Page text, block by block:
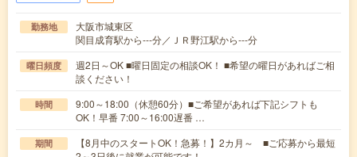
勤務地
大阪市城東区
関目成育駅から---分／ＪＲ野江駅から---分
曜日頻度
週2日～OK ■曜日固定の相談OK！ ■希望の曜日があればご相
談ください！
時間
9:00～18:00（休憩60分）■ご希望があれば下記シフトも
OK！早番 7:00～16:00遅番 …
期間
【8月中のスタートOK！急募！】2カ月～ ■ご応募から最短